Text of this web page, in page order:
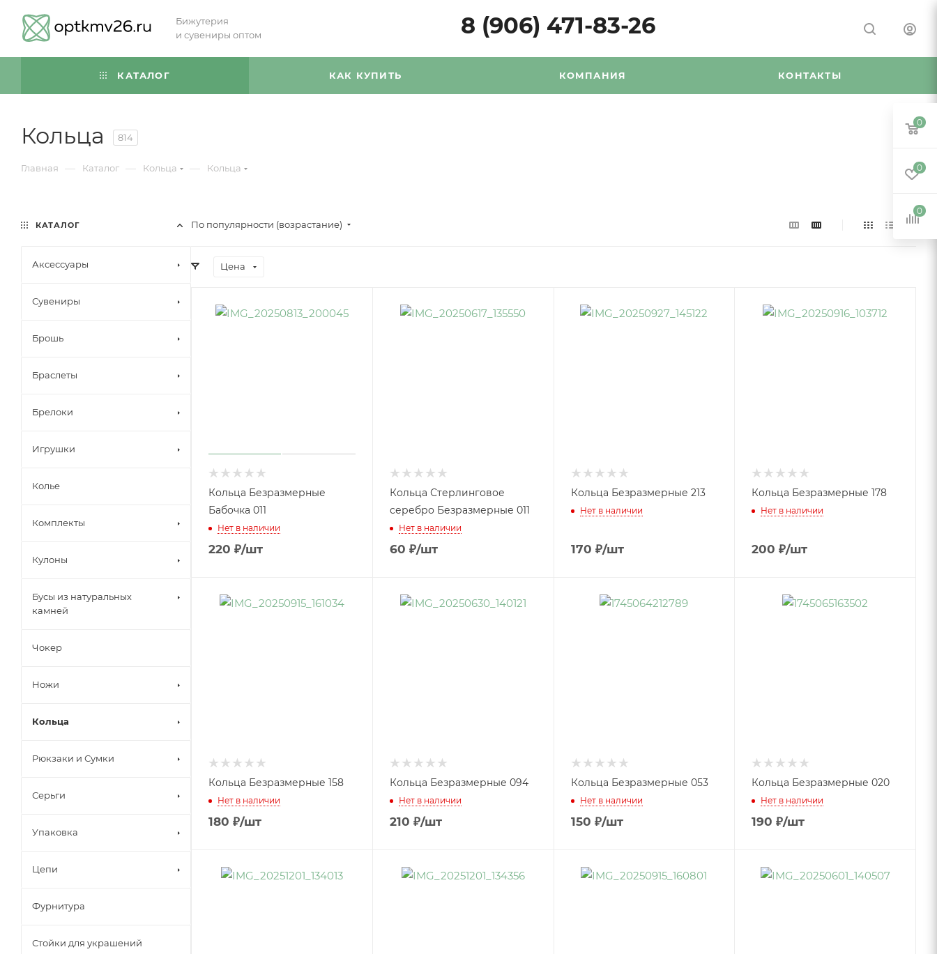
Бижутерия
и сувениры оптом
8 (906) 471-83-26
КАТАЛОГ КАК КУПИТЬ КОМПАНИЯ КОНТАКТЫ
Кольца 814
Главная — Каталог — Кольца — Кольца
По популярности (возрастание)
Цена
Кольца Безразмерные
Бабочка 011
Нет в наличии
220 ₽/шт
Кольца Стерлинговое
серебро Безразмерные 011
Нет в наличии
60 ₽/шт
Кольца Безразмерные 213
Нет в наличии
170 ₽/шт
Кольца Безразмерные 178
Нет в наличии
200 ₽/шт
Кольца Безразмерные 158
Нет в наличии
180 ₽/шт
Кольца Безразмерные 094
Нет в наличии
210 ₽/шт
Кольца Безразмерные 053
Нет в наличии
150 ₽/шт
Кольца Безразмерные 020
Нет в наличии
190 ₽/шт
КАТАЛОГ
Аксессуары
Сувениры
Брошь
Браслеты
Брелоки
Игрушки
Колье
Комплекты
Кулоны
Бусы из натуральных
камней
Чокер
Ножи
Кольца
Рюкзаки и Сумки
Серьги
Упаковка
Цепи
Фурнитура
Стойки для украшений
0
0
0